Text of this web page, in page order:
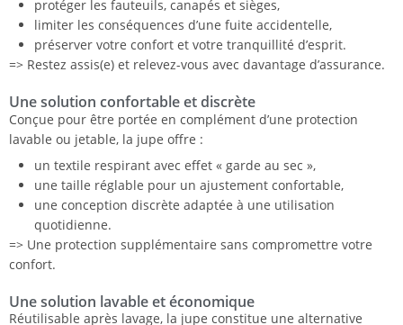
protéger les fauteuils, canapés et sièges,
limiter les conséquences d’une fuite accidentelle,
préserver votre confort et votre tranquillité d’esprit.
=> Restez assis(e) et relevez-vous avec davantage d’assurance.
Une solution confortable et discrète
Conçue pour être portée en complément d’une protection
lavable ou jetable, la jupe offre :
un textile respirant avec effet « garde au sec »,
une taille réglable pour un ajustement confortable,
une conception discrète adaptée à une utilisation
quotidienne.
=> Une protection supplémentaire sans compromettre votre
confort.
Une solution lavable et économique
Réutilisable après lavage, la jupe constitue une alternative